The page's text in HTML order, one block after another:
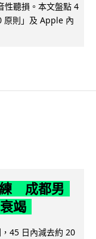
性聽損。本文盤點 4
原則」及 Apple 內
練 成都男
竭
45 日內減去約 20